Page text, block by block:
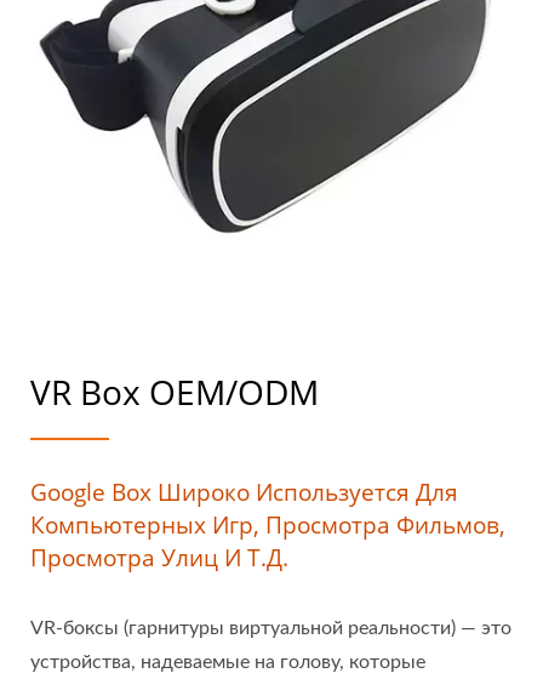
VR Box OEM/ODM
Google Box Широко Используется Для
Компьютерных Игр, Просмотра Фильмов,
Просмотра Улиц И Т.д.
VR-боксы (гарнитуры виртуальной реальности) — это
устройства, надеваемые на голову, которые